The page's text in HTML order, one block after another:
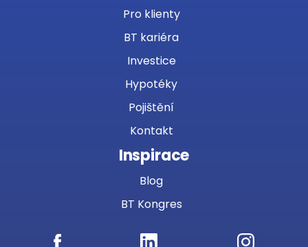
Pro klienty
BT kariéra
Investice
Hypotéky
Pojištění
Kontakt
Inspirace
Blog
BT Kongres